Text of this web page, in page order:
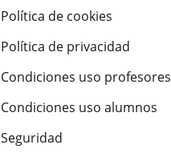
Política de cookies
Política de privacidad
Condiciones uso profesores
Condiciones uso alumnos
Seguridad